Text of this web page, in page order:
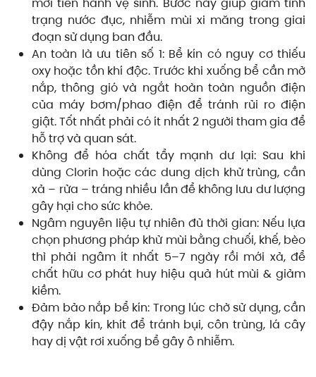
trạng nước đục, nhiễm mùi xi măng trong giai
đoạn sử dụng ban đầu.
An toàn là ưu tiên số 1: Bể kín có nguy cơ thiếu
oxy hoặc tồn khí độc. Trước khi xuống bể cần mở
nắp, thông gió và ngắt hoàn toàn nguồn điện
của máy bơm/phao điện để tránh rủi ro điện
giật. Tốt nhất phải có ít nhất 2 người tham gia để
hỗ trợ và quan sát.
Không để hóa chất tẩy mạnh dư lại: Sau khi
dùng Clorin hoặc các dung dịch khử trùng, cần
xả – rửa – tráng nhiều lần để không lưu dư lượng
gây hại cho sức khỏe.
Ngâm nguyên liệu tự nhiên đủ thời gian: Nếu lựa
chọn phương pháp khử mùi bằng chuối, khế, bèo
thì phải ngâm ít nhất 5–7 ngày rồi mới xả, để
chất hữu cơ phát huy hiệu quả hút mùi & giảm
kiềm.
Đảm bảo nắp bể kín: Trong lúc chờ sử dụng, cần
đậy nắp kín, khít để tránh bụi, côn trùng, lá cây
hay dị vật rơi xuống bể gây ô nhiễm.